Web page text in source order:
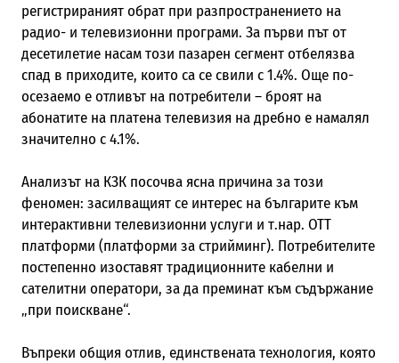
регистрираният обрат при разпространението на
радио- и телевизионни програми. За първи път от
десетилетие насам този пазарен сегмент отбелязва
спад в приходите, които са се свили с 1.4%. Още по-
осезаемо е отливът на потребители – броят на
абонатите на платена телевизия на дребно е намалял
значително с 4.1%.
Анализът на КЗК посочва ясна причина за този
феномен: засилващият се интерес на българите към
интерактивни телевизионни услуги и т.нар. OTT
платформи (платформи за стрийминг). Потребителите
постепенно изоставят традиционните кабелни и
сателитни оператори, за да преминат към съдържание
„при поискване“.
Въпреки общия отлив, единствената технология, която